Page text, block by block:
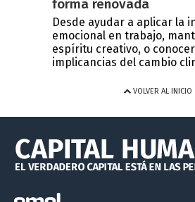
forma renovada
Desde ayudar a aplicar la
emocional en trabajo,
espíritu creativo, o
implicancias del cambio
VOLVER AL INICIO